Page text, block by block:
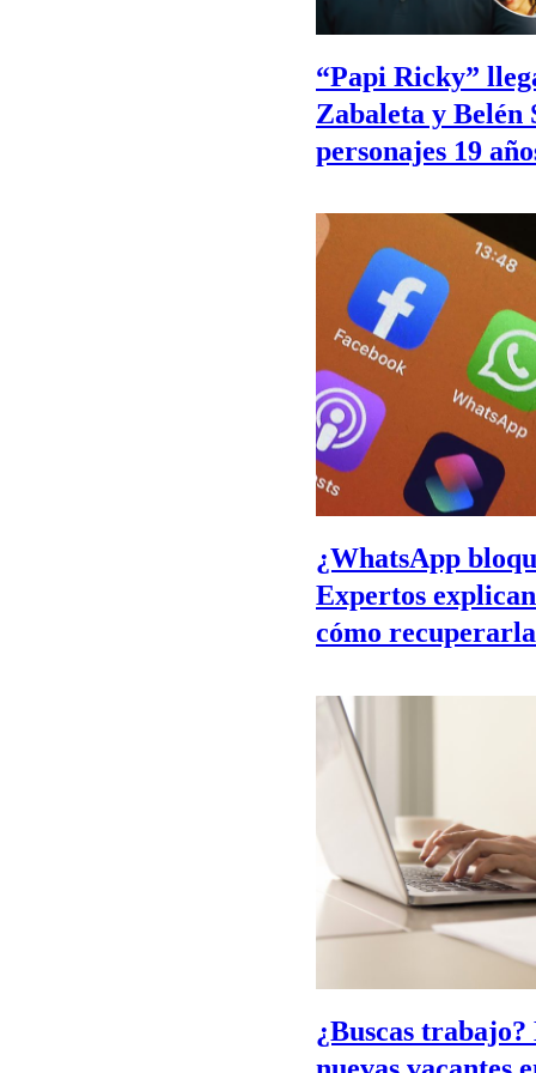
“Papi Ricky”
Zabaleta y Belén
personajes 19
¿WhatsApp
Expertos
cómo recuperarla
¿Buscas